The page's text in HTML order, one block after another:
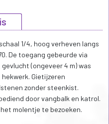
1/4, hoog verheven langs
De toegang gebeurde via
(ongeveer 4 m) was
Gietijzeren
zonder steenkist.
door vangbalk en katrol.
molentje te bezoeken.